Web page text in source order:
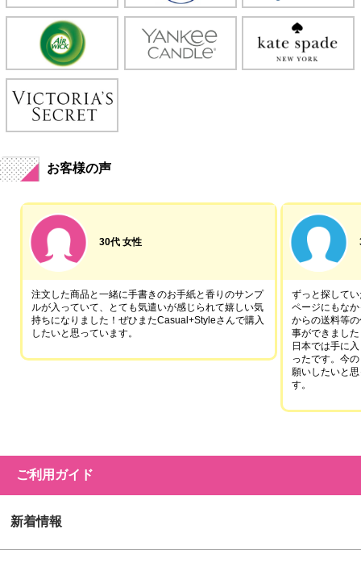
お客様の声
30代 女性
注文した商品と一緒に手書きのお手紙と香りのサンプ
ルが入っていて、とても気遣いが感じられて嬉しい気
持ちになりました！ぜひまたCasual+Styleさんで購入
したいと思っています。
ずっと探して
ページにもな
からの送料等
事ができました
日本では手に
ったです。今
願いしたいと
す。
ご利用ガイド
新着情報